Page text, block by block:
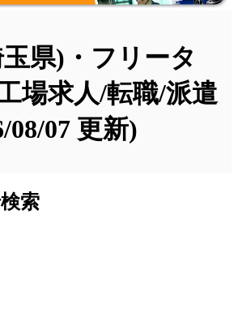
県)・フリータ
場求人/転職/派遣
08/07 更新)
索